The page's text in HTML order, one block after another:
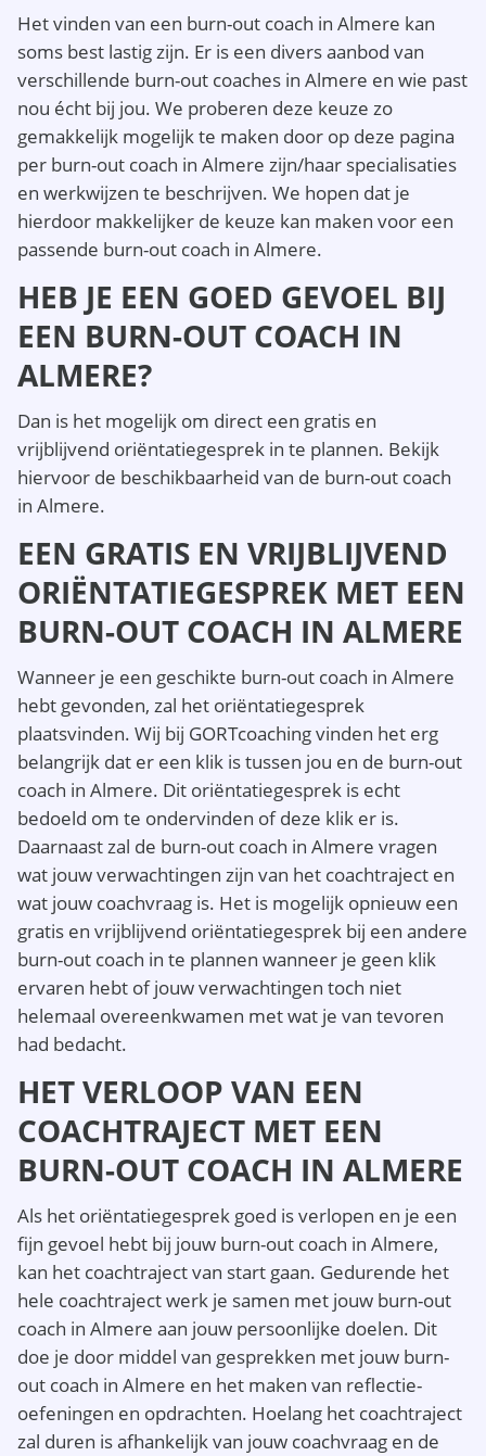
Het vinden van een burn-out coach in Almere kan
soms best lastig zijn. Er is een divers aanbod van
verschillende burn-out coaches in Almere en wie past
nou écht bij jou. We proberen deze keuze zo
gemakkelijk mogelijk te maken door op deze pagina
per burn-out coach in Almere zijn/haar specialisaties
en werkwijzen te beschrijven. We hopen dat je
hierdoor makkelijker de keuze kan maken voor een
passende burn-out coach in Almere.
HEB JE EEN GOED GEVOEL BIJ
EEN BURN-OUT COACH IN
ALMERE?
Dan is het mogelijk om direct een gratis en
vrijblijvend oriëntatiegesprek in te plannen. Bekijk
hiervoor de beschikbaarheid van de burn-out coach
in Almere.
EEN GRATIS EN VRIJBLIJVEND
ORIËNTATIEGESPREK MET EEN
BURN-OUT COACH IN ALMERE
Wanneer je een geschikte burn-out coach in Almere
hebt gevonden, zal het oriëntatiegesprek
plaatsvinden. Wij bij GORTcoaching vinden het erg
belangrijk dat er een klik is tussen jou en de burn-out
coach in Almere. Dit oriëntatiegesprek is echt
bedoeld om te ondervinden of deze klik er is.
Daarnaast zal de burn-out coach in Almere vragen
wat jouw verwachtingen zijn van het coachtraject en
wat jouw coachvraag is. Het is mogelijk opnieuw een
gratis en vrijblijvend oriëntatiegesprek bij een andere
burn-out coach in te plannen wanneer je geen klik
ervaren hebt of jouw verwachtingen toch niet
helemaal overeenkwamen met wat je van tevoren
had bedacht.
HET VERLOOP VAN EEN
COACHTRAJECT MET EEN
BURN-OUT COACH IN ALMERE
Als het oriëntatiegesprek goed is verlopen en je een
fijn gevoel hebt bij jouw burn-out coach in Almere,
kan het coachtraject van start gaan. Gedurende het
hele coachtraject werk je samen met jouw burn-out
coach in Almere aan jouw persoonlijke doelen. Dit
doe je door middel van gesprekken met jouw burn-
out coach in Almere en het maken van reflectie-
oefeningen en opdrachten. Hoelang het coachtraject
zal duren is afhankelijk van jouw coachvraag en de